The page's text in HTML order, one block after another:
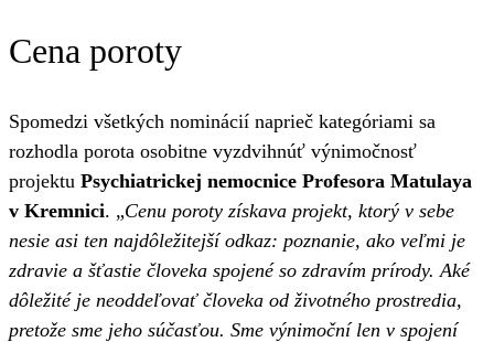
Cena poroty
Spomedzi všetkých nominácií naprieč kategóriami sa
rozhodla porota osobitne vyzdvihnúť výnimočnosť
projektu Psychiatrickej nemocnice Profesora Matulaya
v Kremnici. „Cenu poroty získava projekt, ktorý v sebe
nesie asi ten najdôležitejší odkaz: poznanie, ako veľmi je
zdravie a šťastie človeka spojené so zdravím prírody. Aké
dôležité je neoddeľovať človeka od životného prostredia,
pretože sme jeho súčasťou. Sme výnimoční len v spojení